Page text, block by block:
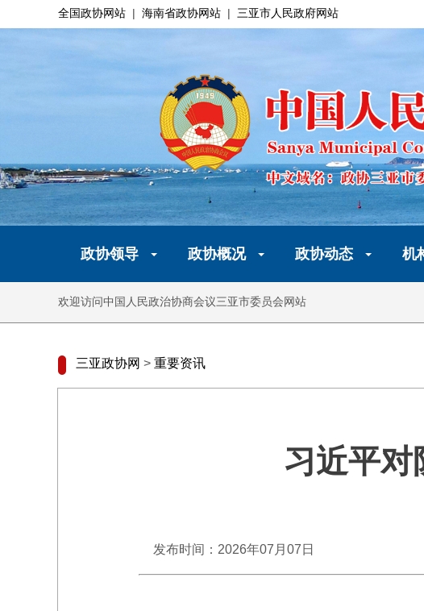
全国政协网站 | 海南省政协网站 | 三亚市人民政府网站
政协领导 政协概况 政协动态 机
欢迎访问中国人民政治协商会议三亚市委员会网站
三亚政协网 > 重要资讯
习近平对
发布时间：2026年07月07日